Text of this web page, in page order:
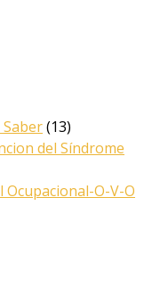
(13)
del Síndrome
O-V-O